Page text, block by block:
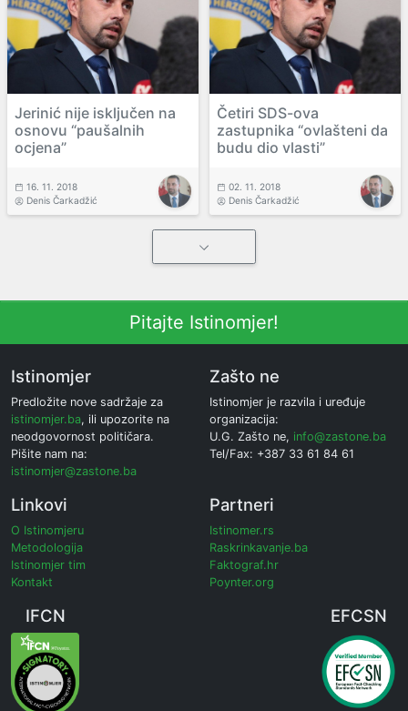
Jerinić nije isključen na
osnovu “paušalnih
ocjena”
16. 11. 2018
Denis Čarkadžić
Četiri SDS-ova
zastupnika “ovlašteni da
budu dio vlasti”
02. 11. 2018
Denis Čarkadžić
Pitajte Istinomjer!
Istinomjer
Predložite nove sadržaje za
istinomjer.ba, ili upozorite na
neodgovornost političara.
Pišite nam na:
istinomjer@zastone.ba
Zašto ne
Istinomjer je razvila i uređuje
organizacija:
U.G. Zašto ne, info@zastone.ba
Tel/Fax: +387 33 61 84 61
Linkovi
O Istinomjeru
Metodologija
Istinomjer tim
Kontakt
Partneri
Istinomer.rs
Raskrinkavanje.ba
Faktograf.hr
Poynter.org
IFCN EFCSN